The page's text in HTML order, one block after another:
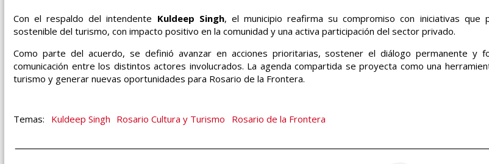
Con el respaldo del intendente Kuldeep Singh, el municipio reafirma su compromiso con iniciativas que
sostenible del turismo, con impacto positivo en la comunidad y una activa participación del sector privado.
Como parte del acuerdo, se definió avanzar en acciones prioritarias, sostener el diálogo permanente y
comunicación entre los distintos actores involucrados. La agenda compartida se proyecta como una
turismo y generar nuevas oportunidades para Rosario de la Frontera.
Kuldeep Singh Rosario Cultura y Turismo Rosario de la Frontera